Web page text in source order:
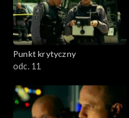
Punkt krytyczny
odc. 11